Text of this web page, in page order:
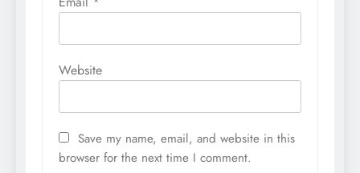
Website
Save my name, email, and website in this
browser for the next time I comment.